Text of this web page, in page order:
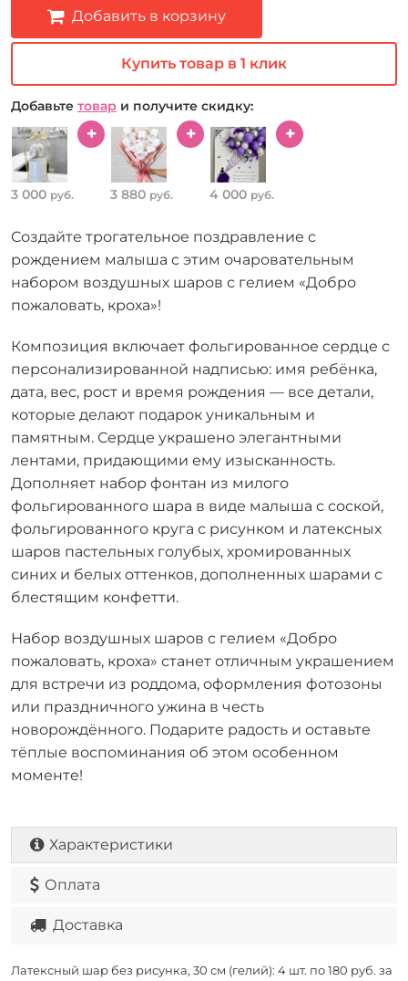
Добавить в корзину
Купить товар в 1 клик
Добавьте товар и получите скидку:
3 000 руб. 3 880 руб. 4 000 руб.
Создайте трогательное поздравление с
рождением малыша с этим очаровательным
набором воздушных шаров с гелием «Добро
пожаловать, кроха»!
Композиция включает фольгированное сердце с
персонализированной надписью: имя ребёнка,
дата, вес, рост и время рождения — все детали,
которые делают подарок уникальным и
памятным. Сердце украшено элегантными
лентами, придающими ему изысканность.
Дополняет набор фонтан из милого
фольгированного шара в виде малыша с соской,
фольгированного круга с рисунком и латексных
шаров пастельных голубых, хромированных
синих и белых оттенков, дополненных шарами с
блестящим конфетти.
Набор воздушных шаров с гелием «Добро
пожаловать, кроха» станет отличным украшением
для встречи из роддома, оформления фотозоны
или праздничного ужина в честь
новорождённого. Подарите радость и оставьте
тёплые воспоминания об этом особенном
моменте!
Характеристики
Оплата
Доставка
Латексный шар без рисунка, 30 см (гелий): 4 шт. по 180 руб. за